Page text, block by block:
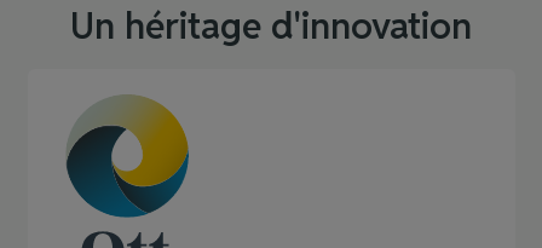
Un héritage d'innovation